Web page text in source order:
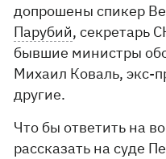
допрошены спикер
Парубий, секретарь
бывшие министры
Михаил Коваль, экс-
другие.
Что бы ответить на
рассказать на суде